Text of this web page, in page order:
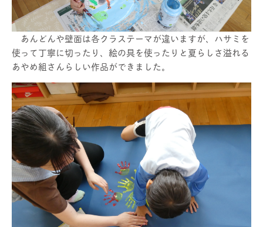
あんどんや壁面は各クラステーマが違いますが、ハサミを
使って丁寧に切ったり、絵の具を使ったりと夏らしさ溢れる
あやめ組さんらしい作品ができました。